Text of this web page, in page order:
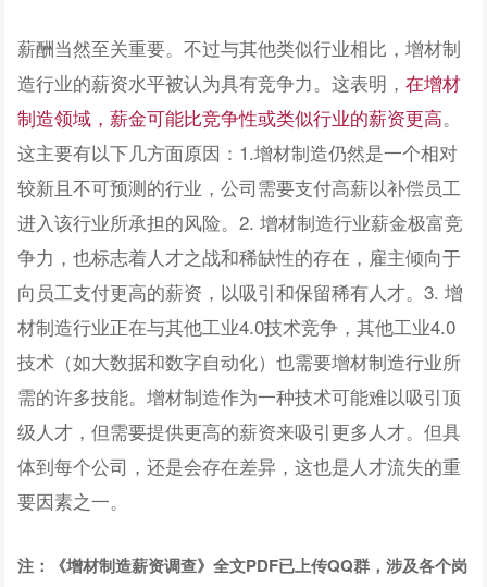
薪酬当然至关重要。不过与其他类似行业相比，增材制
造行业的薪资水平被认为具有竞争力。这表明，在增材
制造领域，薪金可能比竞争性或类似行业的薪资更高。
这主要有以下几方面原因：1.增材制造仍然是一个相对
较新且不可预测的行业，公司需要支付高薪以补偿员工
进入该行业所承担的风险。2. 增材制造行业薪金极富竞
争力，也标志着人才之战和稀缺性的存在，雇主倾向于
向员工支付更高的薪资，以吸引和保留稀有人才。3. 增
材制造行业正在与其他工业4.0技术竞争，其他工业4.0
技术（如大数据和数字自动化）也需要增材制造行业所
需的许多技能。增材制造作为一种技术可能难以吸引顶
级人才，但需要提供更高的薪资来吸引更多人才。但具
体到每个公司，还是会存在差异，这也是人才流失的重
要因素之一。
注：
《增材制造薪资调查》全文PDF已上传QQ群，涉及各个岗